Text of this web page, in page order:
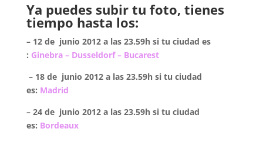
Ya puedes subir tu foto, tienes
tiempo hasta los:
– 12 de junio 2012 a las 23.59h si tu ciudad es
: Ginebra – Dusseldorf – Bucarest
– 18 de junio 2012 a las 23.59h si tu ciudad
es: Madrid
– 24 de junio 2012 a las 23.59h si tu ciudad
es: Bordeaux